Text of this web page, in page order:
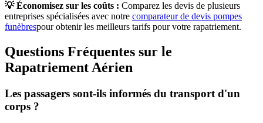
💡 Économisez sur les coûts : Comparez les devis de plusieurs
entreprises spécialisées avec notre comparateur de devis pompes
funèbrespour obtenir les meilleurs tarifs pour votre rapatriement.
Questions Fréquentes sur le
Rapatriement Aérien
Les passagers sont-ils informés du transport d'un
corps ?